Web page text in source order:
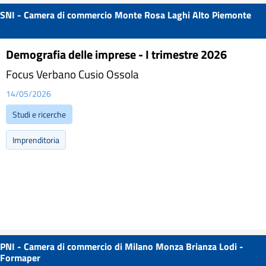
SNI - Camera di commercio Monte Rosa Laghi Alto Piemonte
Demografia delle imprese - I trimestre 2026
Focus Verbano Cusio Ossola
14/05/2026
Studi e ricerche
Imprenditoria
PNI - Camera di commercio di Milano Monza Brianza Lodi -
Formaper